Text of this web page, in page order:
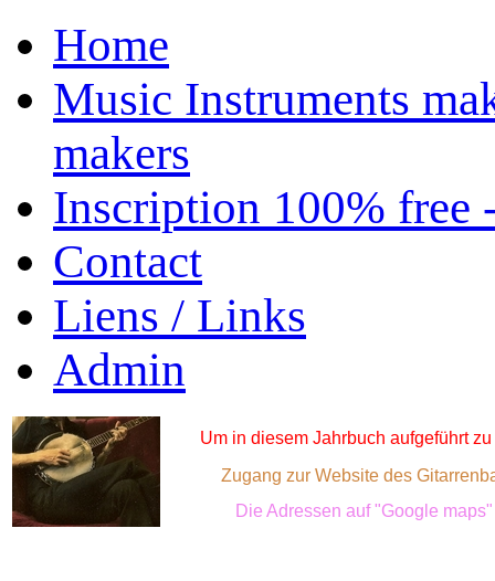
Home
Music Instruments
makers
Inscription 100% free
Contact
Liens / Links
Admin
Um in diesem Jahrbuch aufgeführt
Zugang zur Website des
Die Adressen auf "Google